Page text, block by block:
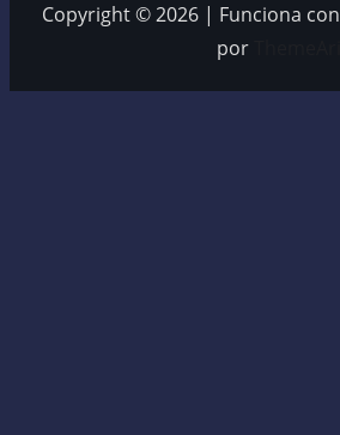
Copyright © 2026 | Funciona con
por